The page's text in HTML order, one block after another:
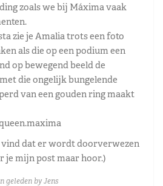
zoals we bij Máxima vaak
zie je Amalia trots een foto
als die op een podium een
op bewegend beeld de
die ongelijk bungelende
van een gouden ring maakt
dat er wordt doorverwezen
je mijn post maar hoor.)
geleden by Jens